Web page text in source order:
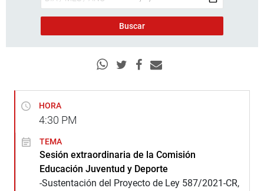
HORA
4:30 PM
TEMA
Sesión extraordinaria de la Comisión
Educación Juventud y Deporte
-Sustentación del Proyecto de Ley 587/2021-CR,